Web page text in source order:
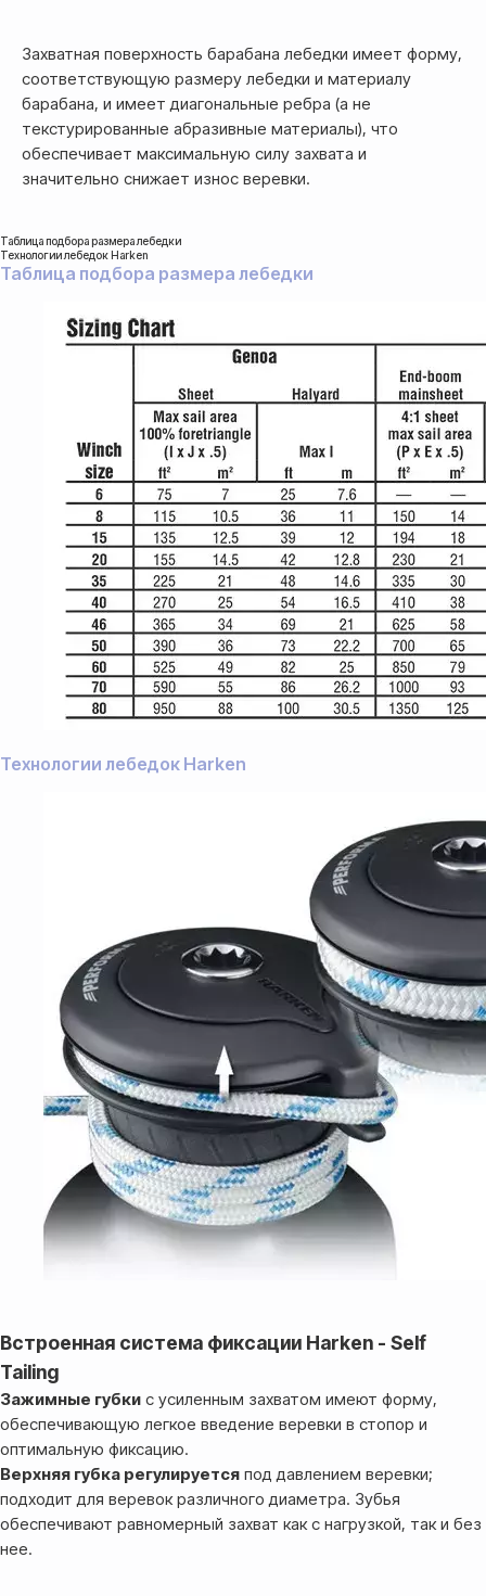
Захватная поверхность барабана лебедки имеет форму,
соответствующую размеру лебедки и материалу
барабана, и имеет диагональные ребра (а не
текстурированные абразивные материалы), что
обеспечивает максимальную силу захвата и
значительно снижает износ веревки.
Таблица подбора размера лебедки
Технологии лебедок Harken
Таблица подбора размера лебедки
Технологии лебедок Harken
Встроенная система фиксации Harken - Self
Tailing
Зажимные губки с усиленным захватом имеют форму,
обеспечивающую легкое введение веревки в стопор и
оптимальную фиксацию.
Верхняя губка регулируется под давлением веревки;
подходит для веревок различного диаметра. Зубья
обеспечивают равномерный захват как с нагрузкой, так и без
нее.